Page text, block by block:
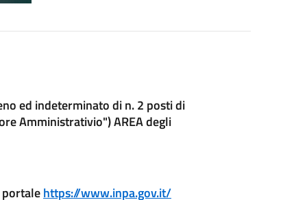
ed indeterminato di n. 2 posti di
Amministrativio") AREA degli
portalehttps://www.inpa.gov.it/